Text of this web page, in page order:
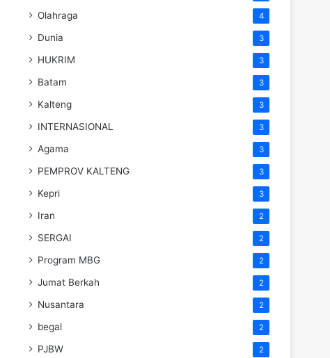
Olahraga 4
Dunia 3
HUKRIM 3
Batam 3
Kalteng 3
INTERNASIONAL 3
Agama 3
PEMPROV KALTENG 3
Kepri 3
Iran 2
SERGAI 2
Program MBG 2
Jumat Berkah 2
Nusantara 2
begal 2
PJBW 2